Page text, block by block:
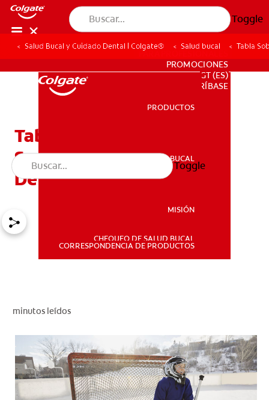
Toggle
SALUD BUCAL
PARA PROFESIONALES
PROMOCIONES
PARA PROFESIONALES
PROMOCIONES
GT (ES)
SUSCRÍBASE
PRODUCTOS
SALUD BUCAL
MISIÓN
CHEQUEO DE SALUD BUCAL
CORRESPONDENCIA DE PRODUCTOS
Toggle
Salud Bucal y Cuidado Dental | Colgate® Salud bucal Tabla
Tabla Sobre El Cuidado Y
Seguridad De Los Dientes
De Los Niños
minutos leídos